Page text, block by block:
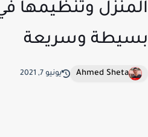
وتنظيمها
وسريعة
Ahmed Sheta يونيو 7, 2021